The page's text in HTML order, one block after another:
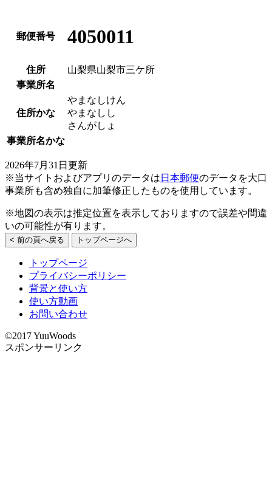
郵便番号 4050011
住所
山梨県山梨市三ケ所
事業所名
住所かな
やまなしけん
やまなしし
さんがしょ
事業所名かな
2026年7月31日更新
※当サイトおよびアプリのデータは 日本郵便のデータを大口
事業所も含め独自に加筆修正したものを使用しています。
※地図の表示は推定位置を表示しておりますので誤差や間違
いの可能性が有ります。
< 前の頁へ戻る トップページへ
トップページ
プライバシーポリシー
背景と使い方
使い方動画
お問い合わせ
©2017 YuuWoods
スポンサーリンク